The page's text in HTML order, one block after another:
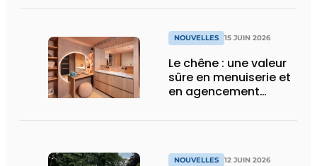
NOUVELLES 15 JUIN 2026
Le chêne : une valeur
sûre en menuiserie et
en agencement
NOUVELLES 12 JUIN 2026